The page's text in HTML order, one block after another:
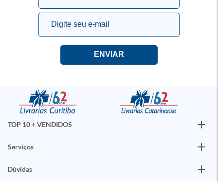
TOP 10 + VENDIDOS
Serviços
Dúvidas